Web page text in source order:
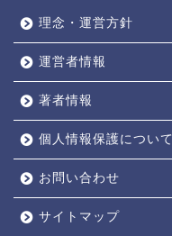
理念・運営方針
運営者情報
著者情報
個人情報保護について
お問い合わせ
サイトマップ